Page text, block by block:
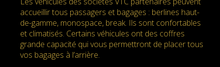
accueillir tous passagers et bagages : berlines haut-
de-gamme, monospace, break. Ils sont confortables
et climatisés. Certains véhicules ont des coffres
grande capacité qui vous permettront de placer tous
vos bagages à l’arrière.